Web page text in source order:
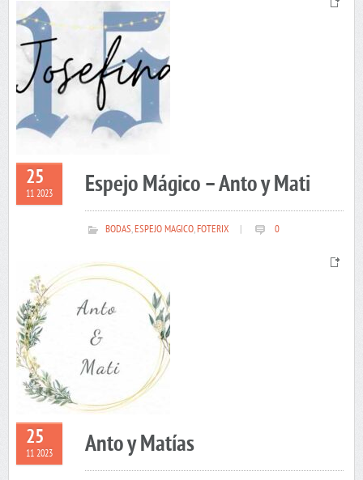
25
11 2023 Espejo Mágico – Anto y Mati
BODAS,ESPEJO MAGICO,FOTERIX 0
25
11 2023 Anto y Matías